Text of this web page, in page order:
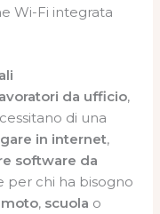
Wi-Fi integrata
da ufficio,
di una
in internet,
software da
per chi ha bisogno
, scuola o